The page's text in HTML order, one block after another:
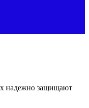
надежно защищают